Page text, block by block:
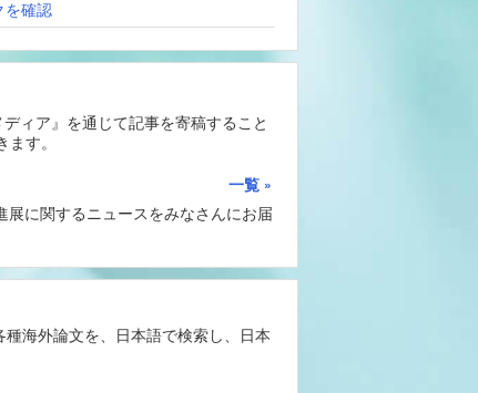
を確認
ィア』を通じて記事を寄稿すること
す。
一覧
に関するニュースをみなさんにお届
海外論文を、日本語で検索し、日本